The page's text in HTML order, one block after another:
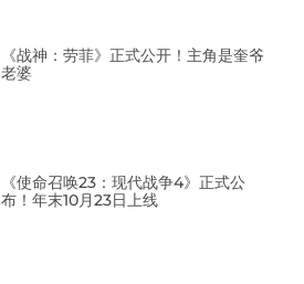
《战神：劳菲》正式公开！主角是奎爷
老婆
《使命召唤23：现代战争4》正式公
布！年末10月23日上线